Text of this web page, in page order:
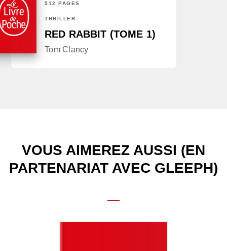
512 PAGES
THRILLER
RED RABBIT (TOME 1)
Tom Clancy
VOUS AIMEREZ AUSSI (EN
PARTENARIAT AVEC GLEEPH)